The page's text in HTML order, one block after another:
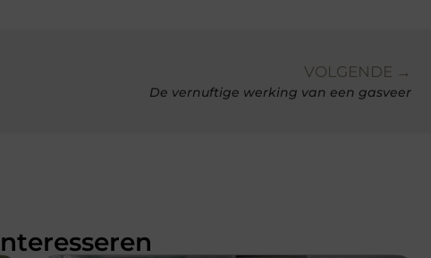
VOLGENDE →
De vernuftige werking van een gasveer